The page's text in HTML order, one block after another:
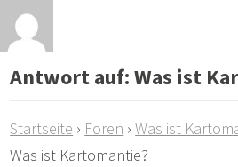
Antwort auf: Was ist
Startseite › Foren › Was ist
Was ist Kartomantie?